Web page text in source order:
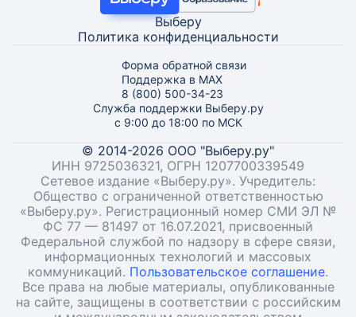
Выберу
Политика конфиденциальности
Форма обратной связи
Поддержка в MAX
8 (800) 500-34-23
Служба поддержки Выберу.ру
с 9:00 до 18:00 по МСК
© 2014-2026 ООО "Выберу.ру"
ИНН 9725036321, ОГРН 1207700339549
Сетевое издание «Выберу.ру». Учредитель:
Общество с ограниченной ответственностью
«Выберу.ру». Регистрационный номер СМИ ЭЛ №
ФС 77 — 81497 от 16.07.2021, присвоенный
Федеральной службой по надзору в сфере связи,
информационных технологий и массовых
коммуникаций. Пользовательское соглашение.
Все права на любые материалы, опубликованные
на сайте, защищены в соответствии с российским